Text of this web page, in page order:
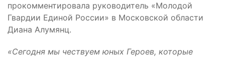
прокомментировала руководитель «Молодой
Гвардии Единой России» в Московской области
Диана Алумянц.
«Сегодня мы чествуем юных Героев, которые